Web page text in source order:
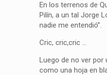
En los terrenos de
Pilín, a un tal Jorge
nadie me entendió”.
Cric, cric,cric …
Luego de no ver por
como una hoja en